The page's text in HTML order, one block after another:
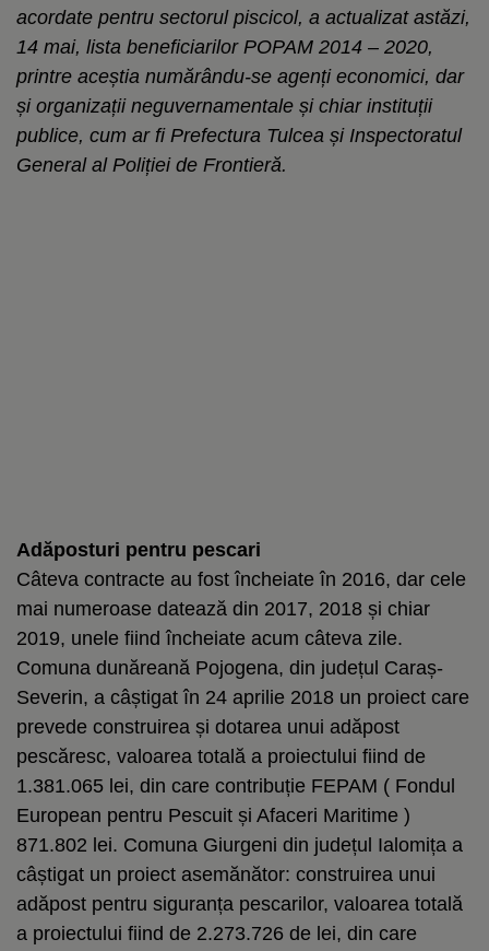
acordate pentru sectorul piscicol, a actualizat astăzi,
14 mai, lista beneficiarilor POPAM 2014 – 2020,
printre aceștia numărându-se agenți economici, dar
și organizații neguvernamentale și chiar instituții
publice, cum ar fi Prefectura Tulcea și Inspectoratul
General al Poliției de Frontieră.
Adăposturi pentru pescari
Câteva contracte au fost încheiate în 2016, dar cele
mai numeroase datează din 2017, 2018 și chiar
2019, unele fiind încheiate acum câteva zile.
Comuna dunăreană Pojogena, din județul Caraș-
Severin, a câștigat în 24 aprilie 2018 un proiect care
prevede construirea și dotarea unui adăpost
pescăresc, valoarea totală a proiectului fiind de
1.381.065 lei, din care contribuție FEPAM ( Fondul
European pentru Pescuit și Afaceri Maritime )
871.802 lei. Comuna Giurgeni din județul Ialomița a
câștigat un proiect asemănător: construirea unui
adăpost pentru siguranța pescarilor, valoarea totală
a proiectului fiind de 2.273.726 de lei, din care